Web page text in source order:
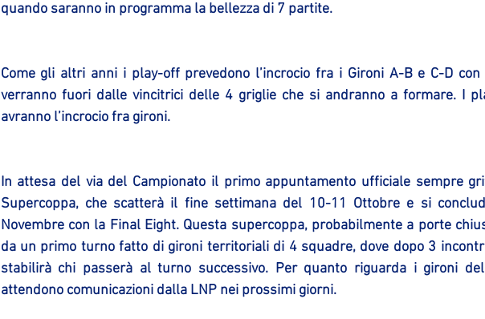
quando saranno in programma la bellezza di 7 partite.
Come gli altri anni i play-off prevedono l’incrocio fra i Gironi A-B e C-D
verranno fuori dalle vincitrici delle 4 griglie che si andranno a formare. I
avranno l’incrocio fra gironi.
In attesa del via del Campionato il primo appuntamento ufficiale sempre
Supercoppa, che scatterà il fine settimana del 10-11 Ottobre e si
Novembre con la Final Eight. Questa supercoppa, probabilmente a porte
da un primo turno fatto di gironi territoriali di 4 squadre, dove dopo 3
stabilirà chi passerà al turno successivo. Per quanto riguarda i gironi
attendono comunicazioni dalla LNP nei prossimi giorni.